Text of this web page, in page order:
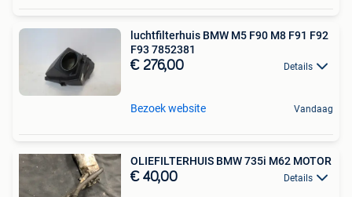
luchtfilterhuis BMW M5 F90 M8 F91 F92
F93 7852381
€ 276,00 Details
Bezoek website Vandaag
OLIEFILTERHUIS BMW 735i M62 MOTOR
€ 40,00 Details